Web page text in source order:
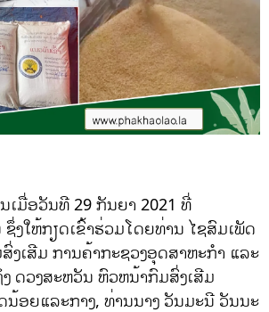
ມື່ອວັນທີ 29 ກັນຍາ 2021 ທີ່
ງໃຫ້ກຽດເຂົ້າຮ່ວມໂດຍທ່ານ ໄຊສົມເພັດ
ງເສີມ ການຄ້າກະຊວງອຸດສາຫະກໍາ ແລະ
ດວງສະຫວັນ ຫົວຫນ້າກົມສົ່ງເສີມ
ອຍແລະກາງ, ທ່ານນາງ ວັນມະນີ ວັນນະ